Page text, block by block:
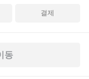
결제
동